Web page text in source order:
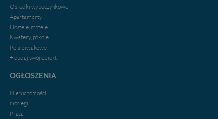
Ośrodki wypoczynkowe
Apartamenty
Hostele, motele
Kwatery, pokoje
Pola biwakowe
+ dodaj swój obiekt
OGŁOSZENIA
Nieruchomości
Noclegi
Praca
Klikając znak X lub przycisk PRZEJDŹ DO SERWISU
wyrażasz zgodę na przetwarzanie Twoich danych.
Nasz serwis nie wykorzystuje oraz nie udostępnia
Twoich danych innym podmiotom oraz osobom
trzecim. Wyjątkiem jest sytuacja, gdy przekazanie
Twoich danych jest elementem usługi (przekazanie
w przypadku rezerwacji usług typu: nocleg, czartery,
itp). Więcej informacji o zasadach i funkcjonalności